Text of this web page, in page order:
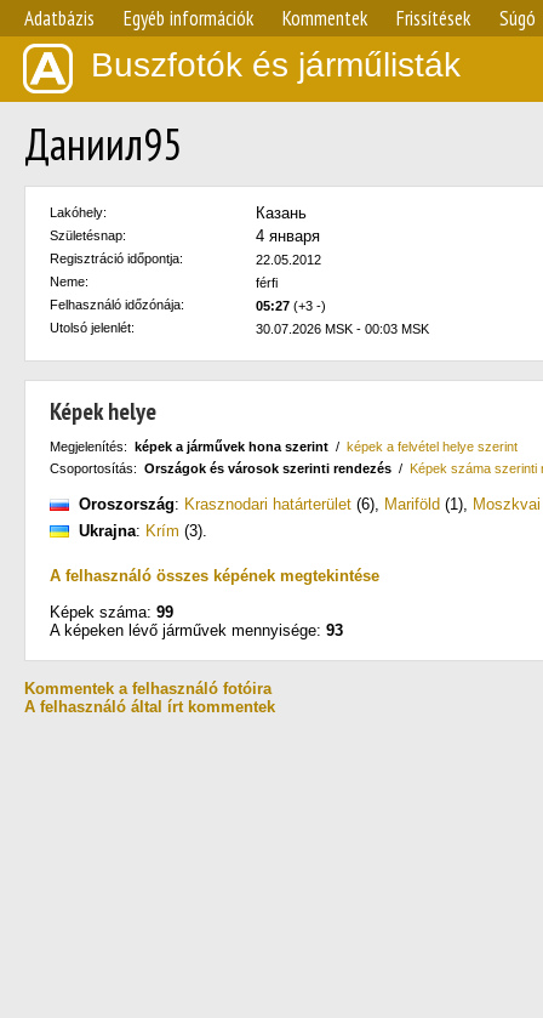
Adatbázis Egyéb információk Kommentek Frissítések Súgó
Buszfotók és járműlisták
Даниил95
Lakóhely: Казань
Születésnap: 4 января
Regisztráció időpontja:
22.05.2012
Neme:
férfi
Felhasználó időzónája:
05:27 (+3 -)
Utolsó jelenlét:
30.07.2026 MSK - 00:03 MSK
Képek helye
Megjelenítés: képek a járművek hona szerint / képek a felvétel helye szerint
Csoportosítás: Országok és városok szerinti rendezés / Képek száma szerinti
Oroszország: Krasznodari határterület (6), Mariföld (1),
Ukrajna: Krím (3).
A felhasználó összes képének megtekintése
Képek száma: 99
A képeken lévő járművek mennyisége: 93
Kommentek a felhasználó fotóira
A felhasználó által írt kommentek